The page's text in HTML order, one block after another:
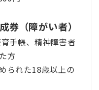
券（障がい者）
手帳、精神障害者
方
られた18歳以上の